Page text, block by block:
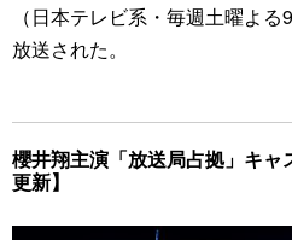
（日本テレビ系・毎週土曜よ
放送された。
櫻井翔主演「放送局占拠」キ
更新】